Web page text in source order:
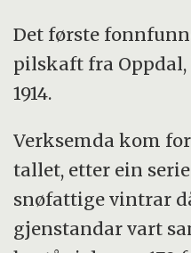
Det første
pilskaft fra Oppdal,
1914.
Verksemda kom
tallet, etter ein
snøfattige vintrar
gjenstandar vart